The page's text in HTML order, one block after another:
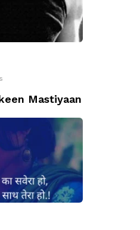
Mastiyaan